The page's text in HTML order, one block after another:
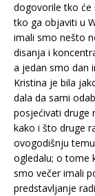
dogovorile tko će
tko ga objaviti u
imali smo nešto
disanja i
a jedan smo dan
Kristina je bila
dala da sami
posjećivati druge
kako i što druge
ovogodišnju
ogledalu; o tome
smo večer imali
predstavljanje